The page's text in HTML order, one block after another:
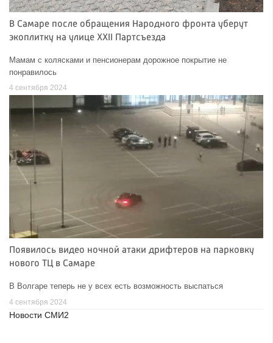
В Самаре после обращения Народного фронта уберут
экоплитку на улице XXII Партсъезда
Мамам с колясками и пенсионерам дорожное покрытие не
понравилось
4 сентября 2024
Появилось видео ночной атаки дрифтеров на парковку
нового ТЦ в Самаре
В Волгаре теперь не у всех есть возможность выспаться
4 сентября 2024
Новости СМИ2